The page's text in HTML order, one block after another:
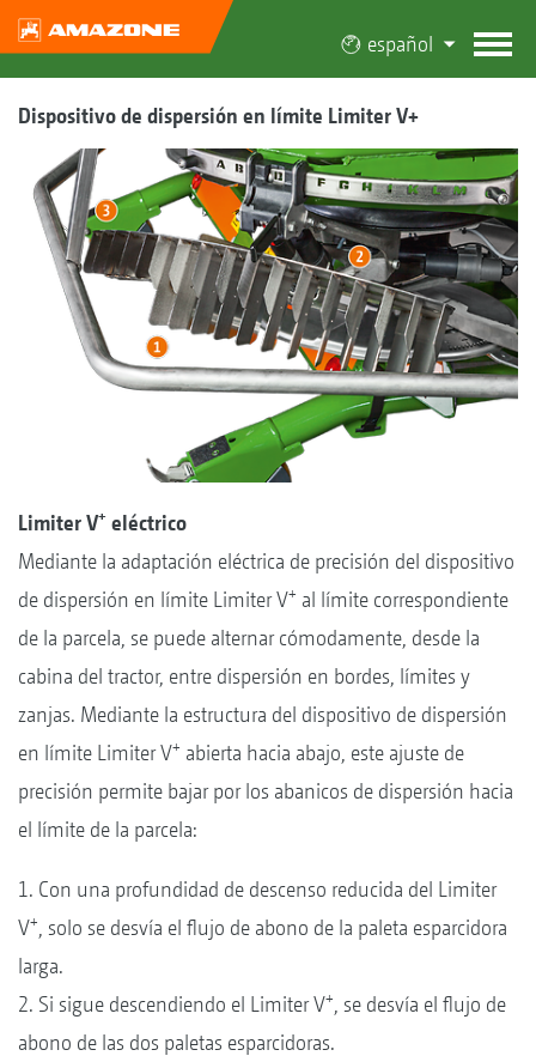
español
Dispositivo de dispersión en límite Limiter V+
Limiter V+ eléctrico
Mediante la adaptación eléctrica de precisión del dispositivo
de dispersión en límite Limiter V+ al límite correspondiente
de la parcela, se puede alternar cómodamente, desde la
cabina del tractor, entre dispersión en bordes, límites y
zanjas. Mediante la estructura del dispositivo de dispersión
en límite Limiter V+ abierta hacia abajo, este ajuste de
precisión permite bajar por los abanicos de dispersión hacia
el límite de la parcela:
1. Con una profundidad de descenso reducida del Limiter
V+ , solo se desvía el flujo de abono de la paleta esparcidora
larga.
2. Si sigue descendiendo el Limiter V+ , se desvía el flujo de
abono de las dos paletas esparcidoras.